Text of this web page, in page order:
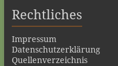
Rechtliches
Impressum
Datenschutzerklärung
Quellenverzeichnis